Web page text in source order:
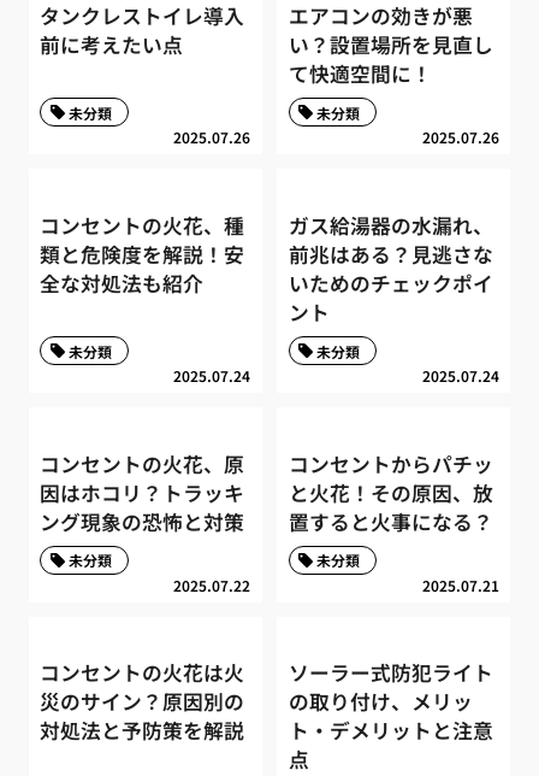
タンクレストイレ導入
前に考えたい点
2025.07.26
未分類
エアコンの効きが悪
い？設置場所を見直し
て快適空間に！
2025.07.26
未分類
コンセントの火花、種
類と危険度を解説！安
全な対処法も紹介
2025.07.24
未分類
ガス給湯器の水漏れ、
前兆はある？見逃さな
いためのチェックポイ
ント
2025.07.24
未分類
コンセントの火花、原
因はホコリ？トラッキ
ング現象の恐怖と対策
2025.07.22
未分類
コンセントからパチッ
と火花！その原因、放
置すると火事になる？
2025.07.21
未分類
コンセントの火花は火
災のサイン？原因別の
対処法と予防策を解説
ソーラー式防犯ライト
の取り付け、メリッ
ト・デメリットと注意
点